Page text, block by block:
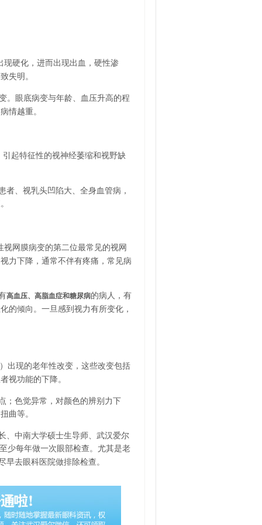
硬化，进而出现出血，硬性渗
失明。
。眼底病变与年龄、血压升高的程
情越重。
起特征性的视神经萎缩和视野缺
、视乳头凹陷大、全身血管病，
网膜病变的第二位最常见的视网
力下降，通常不伴有疼痛，常见病
高血压、高脂血症和糖尿病的病人，有
的倾向。一旦感到视力有所变化，
出现的老年性改变，这些改变包括
视功能的下降。
；色觉异常，对颜色的辨别力下
曲等。
、中南大学硕士生导师、武汉爱尔
少每年做一次眼部检查。尤其是老
早去眼科医院做排除检查。